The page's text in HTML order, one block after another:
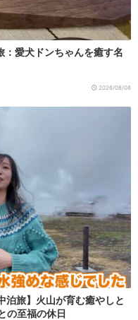
：愛犬ドンちゃんを癒す名
2026/08/08
泊旅】火山が育む癒やしと
の至福の休日